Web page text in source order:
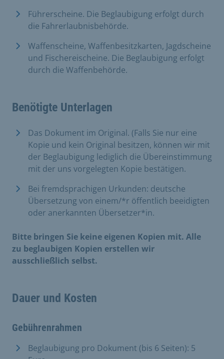
Führerscheine. Die Beglaubigung erfolgt durch
die Fahrerlaubnisbehörde.
Waffenscheine, Waffenbesitzkarten, Jagdscheine
und Fischereischeine. Die Beglaubigung erfolgt
durch die Waffenbehörde.
Benötigte Unterlagen
Das Dokument im Original. (Falls Sie nur eine
Kopie und kein Original besitzen, können wir mit
der Beglaubigung lediglich die Übereinstimmung
mit der uns vorgelegten Kopie bestätigen.
Bei fremdsprachigen Urkunden: deutsche
Übersetzung von einem/*r öffentlich beeidigten
oder anerkannten Übersetzer*in.
Bitte bringen Sie keine eigenen Kopien mit. Alle
zu beglaubigen Kopien erstellen wir
ausschließlich selbst.
Dauer und Kosten
Gebührenrahmen
Beglaubigung pro Dokument (bis 6 Seiten): 5